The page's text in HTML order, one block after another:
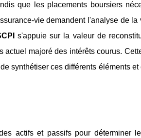
que les placements boursiers
vie demandent l'analyse de
s'appuie sur la valeur de
majoré des intérêts courus.
synthétiser ces différents éléments
actifs et passifs pour déterminer